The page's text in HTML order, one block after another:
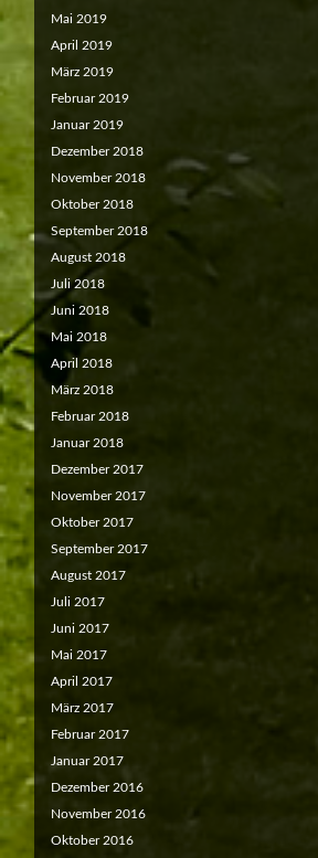
Mai 2019
April 2019
März 2019
Februar 2019
Januar 2019
Dezember 2018
November 2018
Oktober 2018
September 2018
August 2018
Juli 2018
Juni 2018
Mai 2018
April 2018
März 2018
Februar 2018
Januar 2018
Dezember 2017
November 2017
Oktober 2017
September 2017
August 2017
Juli 2017
Juni 2017
Mai 2017
April 2017
März 2017
Februar 2017
Januar 2017
Dezember 2016
November 2016
Oktober 2016